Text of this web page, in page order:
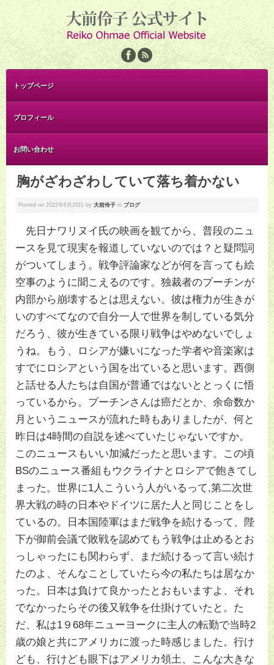
トップページ
プロフィール
お問い合わせ
胸がざわざわしていて落ち着かない
Posted on 2022年6月20日 by 大前伶子 in ブログ
先日ナワリヌイ氏の映画を観てから、普段のニュ
ースを見て現実を報道していないのでは？と疑問詞
がついてしまう。戦争評論家などが何を言っても絵
空事のように聞こえるのです。独裁者のプーチンが
内部から崩壊するとは思えない。彼は権力が生きが
いのすべてなので自分一人で世界を制している気分
だろう、彼が生きている限り戦争はやめないでしょ
うね。もう、ロシアが嫌いになった学者や音楽家は
すでにロシアという国を出ていると思います。西側
と話せる人たちは自国が普通ではないととっくに悟
っているから。プーチンさんは癌だとか、余命数か
月というニュースが流れた時もありましたが、何と
昨日は4時間の自説を述べていたじゃないですか。
このニュースもいい加減だったと思います。この頃
BSのニュース番組もウクライナとロシアで飽きてし
まった。世界に1人こういう人がいるって,第二次世
界大戦の時の日本やドイツに居た人と同じことをし
ているの。日本国陸軍はまだ戦争を続けるって、陛
下が御前会議で敗戦を認めてもう戦争は止めるとお
っしゃったにも関わらず、まだ続けるって言い続け
たのよ、そんなことしていたら今の私たちは居なか
った。日本は負けて良かったとおもいますよ、それ
でなかったらその後又戦争を仕掛けていたと。た
だ、私は1９68年ニューヨークに主人の転勤で当時2
歳の娘と共にアメリカに渡った時感じました。行け
ども、行けども眼下はアメリカ領土、こんな大きな